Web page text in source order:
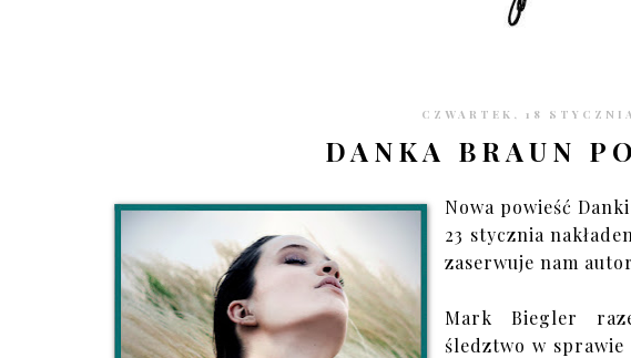
CZWARTEK, 18
DANKA BRAUN
Nowa powieść
23 stycznia
zaserwuje nam
Mark Biegler
śledztwo w